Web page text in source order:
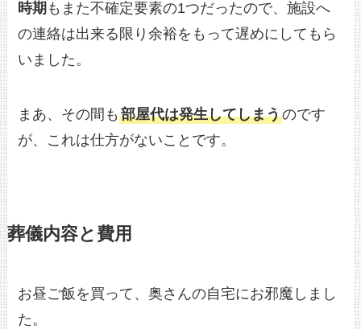
時期 もまた不確定要素の1つだったので、施設へ
の連絡は出来る限り余裕をもって遅めにしてもら
いました。
まあ、その間も部屋代は発生してしまうのです
が、これは仕方がないことです。
葬儀内容と費用
お昼ご飯を買って、奥さんの自宅にお邪魔しまし
た。